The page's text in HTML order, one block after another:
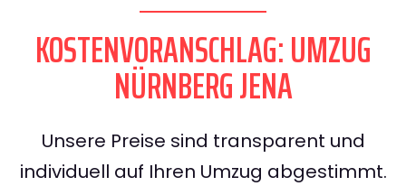
KOSTENVORANSCHLAG: UMZUG
NÜRNBERG JENA
Unsere Preise sind transparent und
individuell auf Ihren Umzug abgestimmt.